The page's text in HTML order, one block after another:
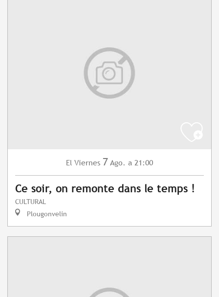
El Viernes 7 Ago. a 21:00
Ce soir, on remonte dans le temps !
CULTURAL
Plougonvelin